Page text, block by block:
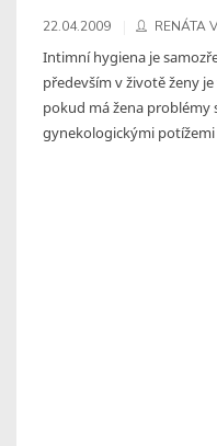
22.04.2009 RENÁTA
Intimní hygiena je
především v životě ženy
pokud má žena problémy
gynekologickými potížemi